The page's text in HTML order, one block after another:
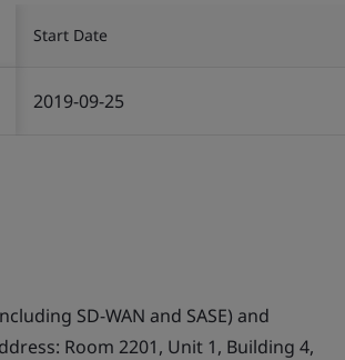
Start Date
2019-09-25
SD-WAN and SASE) and
Room 2201, Unit 1, Building 4,